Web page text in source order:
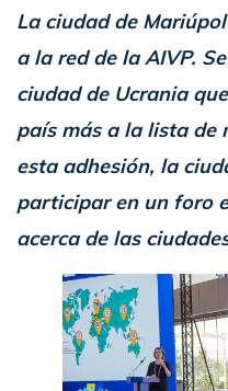
La ciudad de
a la red de la AIVP.
ciudad de Ucrania
país más a la lista de
esta adhesión, la
participar en un foro
acerca de las